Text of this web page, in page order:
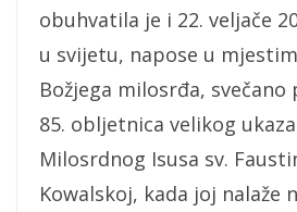
obuhvatila je i 22. veljače
u svijetu, napose u
Božjega milosrđa, svečano
85. obljetnica velikog
Milosrdnog Isusa sv.
Kowalskoj, kada joj nalaže